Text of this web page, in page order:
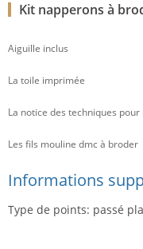
Kit napperons à
Aiguille inclus
La toile imprimée
La notice des techniques
Les fils mouline dmc à broder
Informations
Type de points: passé